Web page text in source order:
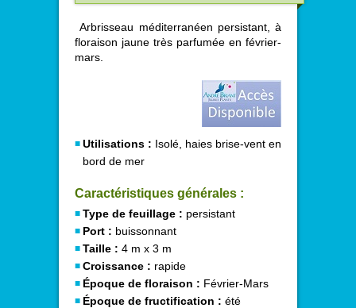
Arbrisseau méditerranéen persistant, à
floraison jaune très parfumée en février-
mars.
Utilisations : Isolé, haies brise-vent en
bord de mer
Caractéristiques générales :
Type de feuillage : persistant
Port : buissonnant
Taille : 4 m x 3 m
Croissance : rapide
Époque de floraison : Février-Mars
Époque de fructification : été